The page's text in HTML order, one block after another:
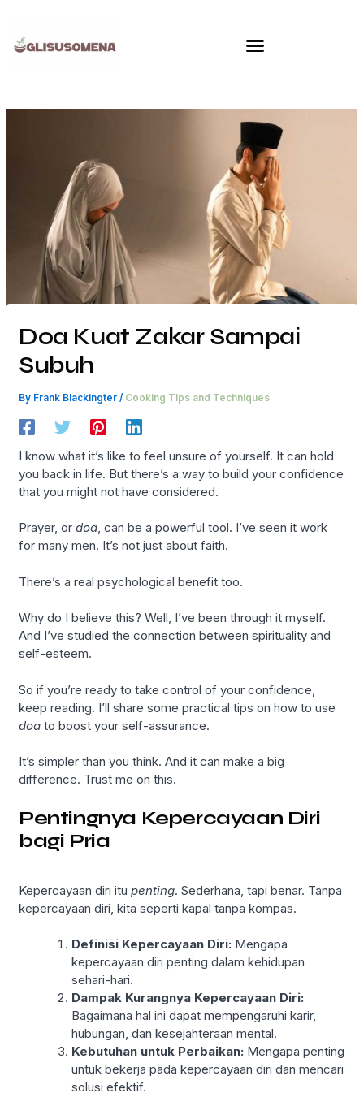
content
Doa Kuat Zakar Sampai
Subuh
By Frank Blackingter/ Cooking Tips and Techniques
I know what it’s like to feel unsure of yourself. It can hold
you back in life. But there’s a way to build your confidence
that you might not have considered.
Prayer, ordoa, can be a powerful tool. I’ve seen it work
for many men. It’s not just about faith.
There’s a real psychological benefit too.
Why do I believe this? Well, I’ve been through it myself.
And I’ve studied the connection between spirituality and
self-esteem.
So if you’re ready to take control of your confidence,
keep reading. I’ll share some practical tips on how to use
doa to boost your self-assurance.
It’s simpler than you think. And it can make a big
difference. Trust me on this.
Pentingnya Kepercayaan Diri
bagi Pria
Kepercayaan diri itupenting. Sederhana, tapi benar. Tanpa
kepercayaan diri, kita seperti kapal tanpa kompas.
Definisi Kepercayaan Diri: Mengapa
kepercayaan diri penting dalam kehidupan
sehari-hari.
Dampak Kurangnya Kepercayaan Diri:
Bagaimana hal ini dapat mempengaruhi karir,
hubungan, dan kesejahteraan mental.
Kebutuhan untuk Perbaikan: Mengapa penting
untuk bekerja pada kepercayaan diri dan mencari
solusi efektif.